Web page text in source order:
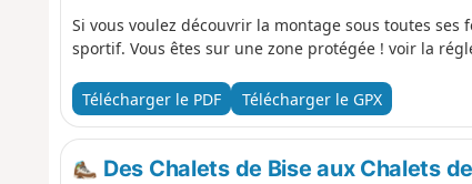
Si vous voulez découvrir la montage sous toutes
sportif. Vous êtes sur une zone protégée ! voir
Télécharger le PDF Télécharger le GPX
Des Chalets de Bise aux Chalets